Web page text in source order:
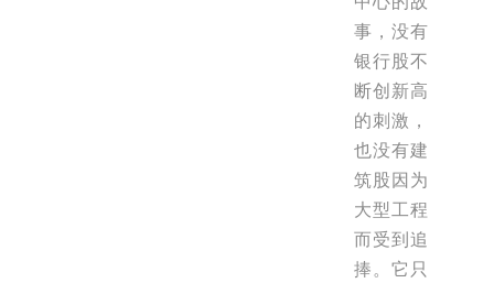
事，没有
银行股不
断创新高
的刺激，
也没有建
筑股因为
大型工程
而受到追
捧。它只